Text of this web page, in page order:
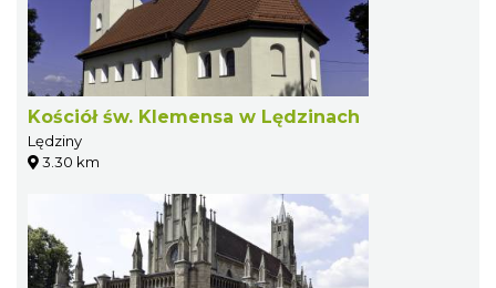
Kościół św. Klemensa w Lędzinach
Lędziny
3.30 km